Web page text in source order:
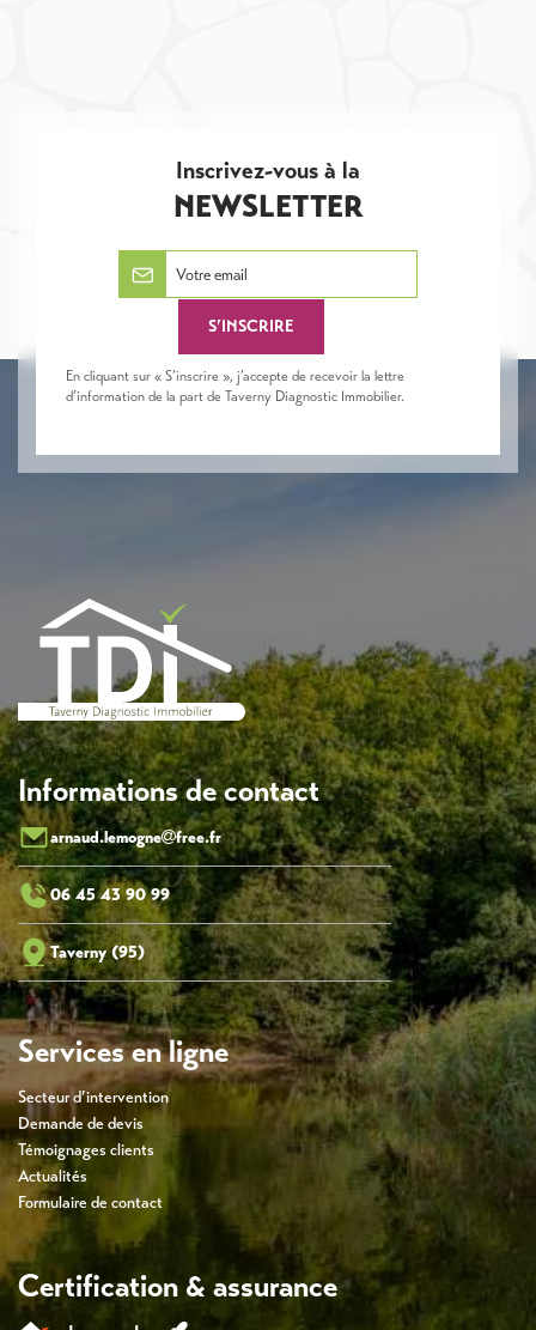
Inscrivez-vous à la
NEWSLETTER
S’INSCRIRE
En cliquant sur « S’inscrire », j’accepte de recevoir la lettre
d’information de la part de Taverny Diagnostic Immobilier.
Informations de contact
arnaud.lemogne free.fr
06 45 43 90 99
Taverny (95)
Services en ligne
Secteur d’intervention
Demande de devis
Témoignages clients
Actualités
Formulaire de contact
Certification & assurance